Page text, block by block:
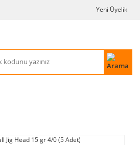
Yeni Üyelik